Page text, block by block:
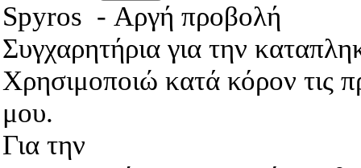
Spyros - Αργή προβολή
Συγχαρητήρια για την
Χρησιμοποιώ κατά κόρον τις
μου.
Για την